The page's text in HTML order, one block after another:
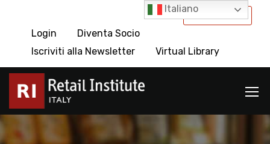
International
Login
Diventa Socio
Iscriviti alla Newsletter
Virtual Library
Italiano